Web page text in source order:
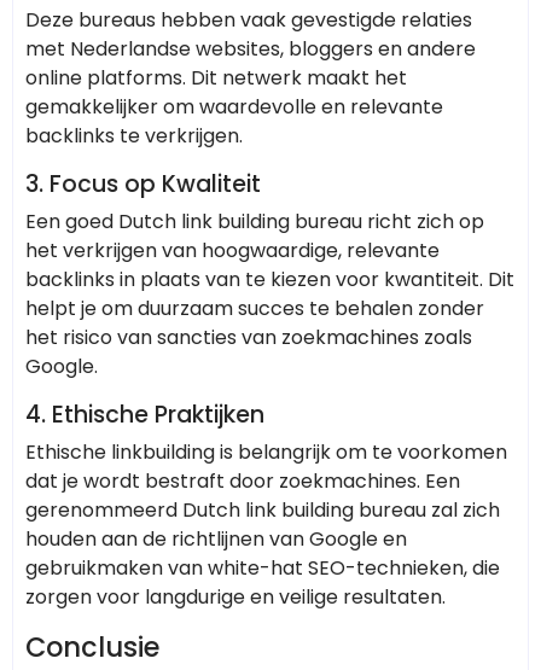
Deze bureaus hebben vaak gevestigde relaties
met Nederlandse websites, bloggers en andere
online platforms. Dit netwerk maakt het
gemakkelijker om waardevolle en relevante
backlinks te verkrijgen.
3. Focus op Kwaliteit
Een goed Dutch link building bureau richt zich op
het verkrijgen van hoogwaardige, relevante
backlinks in plaats van te kiezen voor kwantiteit. Dit
helpt je om duurzaam succes te behalen zonder
het risico van sancties van zoekmachines zoals
Google.
4. Ethische Praktijken
Ethische linkbuilding is belangrijk om te voorkomen
dat je wordt bestraft door zoekmachines. Een
gerenommeerd Dutch link building bureau zal zich
houden aan de richtlijnen van Google en
gebruikmaken van white-hat SEO-technieken, die
zorgen voor langdurige en veilige resultaten.
Conclusie